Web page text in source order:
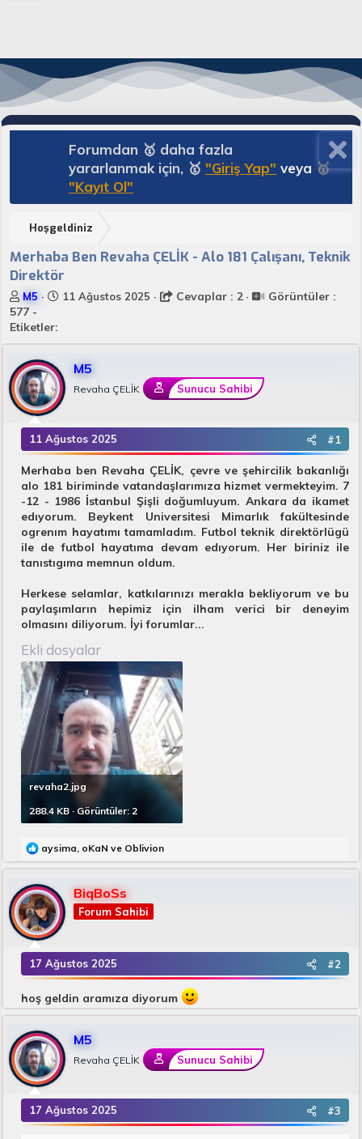
Forumdan 🥇 daha fazla
yararlanmak için, 🥇 "Giriş Yap" veya 🥇
"Kayıt Ol"
Hoşgeldiniz
Merhaba Ben Revaha ÇELİK - Alo 181 Çalışanı, Teknik
Direktör
K
o
n
u
u
B
a
ş
a
t
n
M5
B
l
n
g
ı
t
a
h
11 Ağustos 2025 Cevaplar : 2
Görüntüler :
577 -
Etiketler:
M5
Revaha ÇELİK Sunucu Sahibi
11 Ağustos 2025 #1
Merhaba ben Revaha ÇELİK, çevre ve şehircilik bakanlığı
alo 181 biriminde vatandaşlarımıza hizmet vermekteyim. 7
-12 - 1986 İstanbul Şişli doğumluyum. Ankara da ikamet
edıyorum. Beykent Universitesi Mimarlık fakültesinde
ogrenım hayatımı tamamladım. Futbol teknik direktörlügü
ile de futbol hayatıma devam edıyorum. Her biriniz ile
tanıstıgıma memnun oldum.
Herkese selamlar, katkılarınızı merakla bekliyorum ve bu
paylaşımların hepimiz için ilham verici bir deneyim
olmasını diliyorum. İyi forumlar...​
Ekli dosyalar
revaha2.jpg
288.4 KB · Görüntüler: 2
T
e
k
i
l
e
r
:
aysima, oKaN ve Oblivion
BiqBoSs
Forum Sahibi
17 Ağustos 2025 #2
hoş geldin aramıza diyorum
M5
Revaha ÇELİK Sunucu Sahibi
17 Ağustos 2025 #3